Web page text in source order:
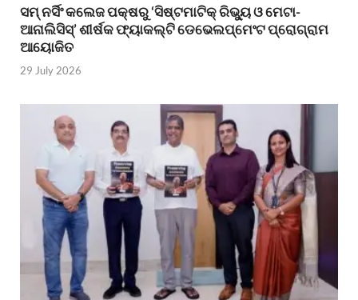
ସମ୍ ନର୍ସିଂ କଲେଜ ପକ୍ଷରୁ ‘ସିଷ୍ଟମାଟିକ୍ ରିଭ୍ୟୁ ଓ ମେଟା-
ଆନାଲିସିସ୍‌’ ଶୀର୍ଷକ ଫ୍ୟାକଲ୍ଟି ଡେଭେଲପ୍‌ମେଂଟ ପ୍ରୋଗ୍ରାମ
ଆୟୋଜିତ
29 July 2026